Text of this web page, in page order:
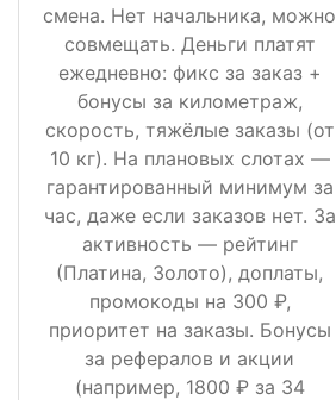
смена. Нет начальника, можно
совмещать. Деньги платят
ежедневно: фикс за заказ +
бонусы за километраж,
скорость, тяжёлые заказы (от
10 кг). На плановых слотах —
гарантированный минимум за
час, даже если заказов нет. За
активность — рейтинг
(Платина, Золото), доплаты,
промокоды на 300 ₽,
приоритет на заказы. Бонусы
за рефералов и акции
(например, 1800 ₽ за 34